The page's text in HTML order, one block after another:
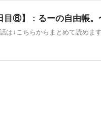
目⑧】 : るーの自由帳